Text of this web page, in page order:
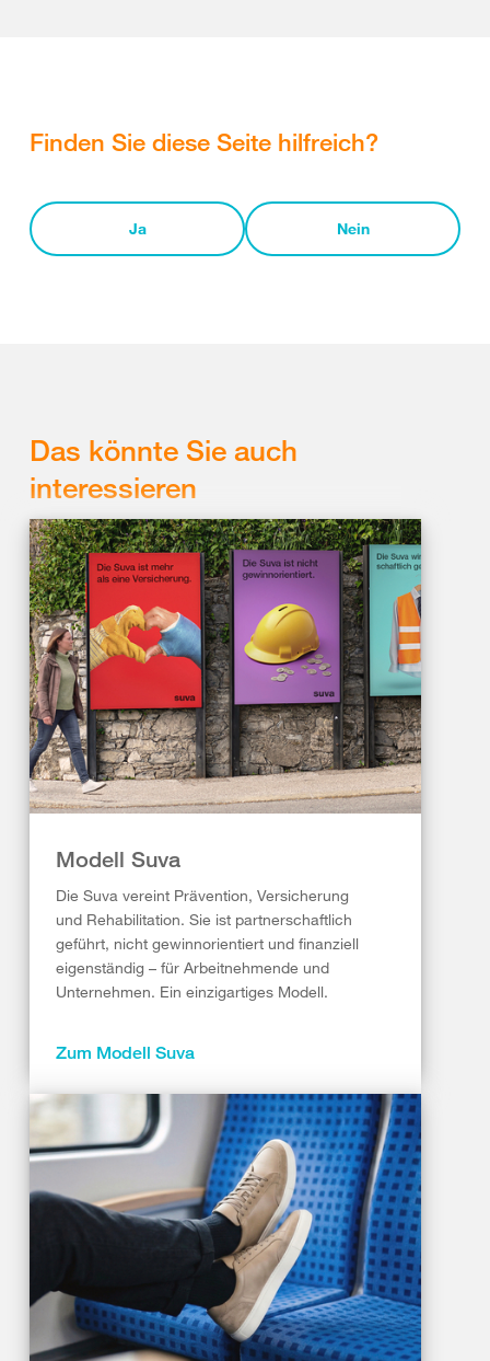
Finden Sie diese Seite hilfreich?
Ja Nein
Das könnte Sie auch
interessieren
Modell Suva
Die Suva vereint Prävention, Versicherung
und Rehabilitation. Sie ist partnerschaftlich
geführt, nicht gewinnorientiert und finanziell
eigenständig – für Arbeitnehmende und
Unternehmen. Ein einzigartiges Modell.
Zum Modell Suva